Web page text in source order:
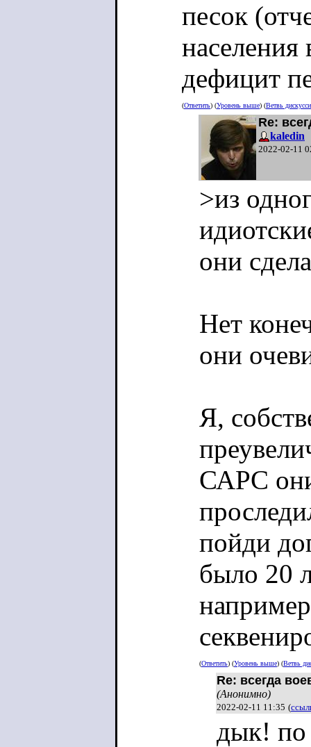
песок
населения
дефицит
(Ответить) (Уровень выше) (Ветвь
Re:
kaledin
2022-02-11
>из
они
Нет
они
Я,
САРС они
пойди
было 20
(Ответить) (Уровень выше) (Ветвь
Re: всегда
(Анонимно)
2022-02-11 11:35 (
дык! по